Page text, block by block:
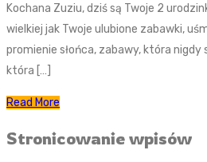
Kochana Zuziu, dziś są Twoje 2
wielkiej jak Twoje ulubione zabawki,
promienie słońca, zabawy, która nigdy
która […]
Read More
Stronicowanie wpisów